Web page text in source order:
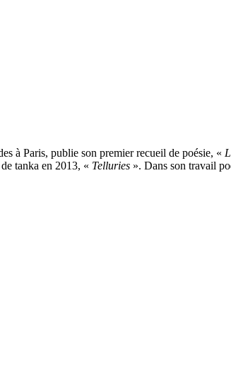
à Paris, publie son premier recueil de poésie, «
tanka en 2013, « Telluries ». Dans son travail